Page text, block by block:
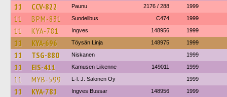
11 CCV-822 Paunu 2176 / 288 1999
11 BPM-831 Sundellbus C474 1999
11 KYA-781 Ingves 148956 1999
11 KYA-696 Töysän Linja 148975 1999
11 TSG-880 Niskanen 1999
11 EIS-411 Kamusen Liikenne 149011 1999
11 MYB-599 L-l. J. Salonen Oy 1999
11 KYA-781 Ingves Bussar 148956 1999